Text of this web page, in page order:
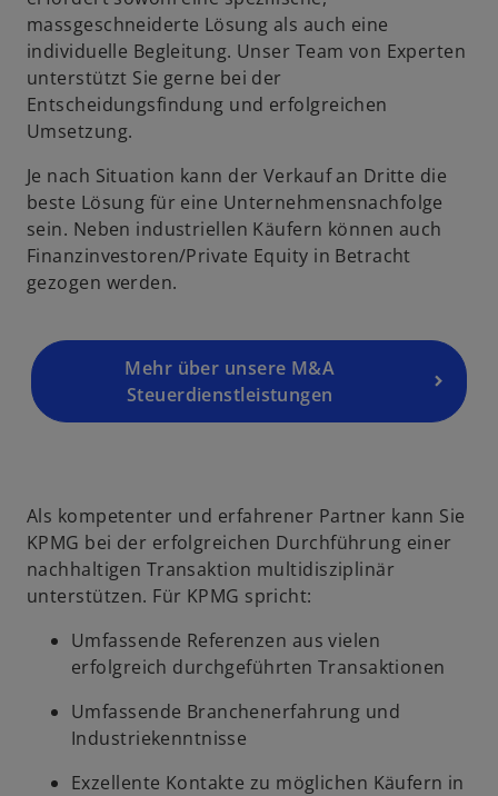
massgeschneiderte Lösung als auch eine
individuelle Begleitung. Unser Team von Experten
unterstützt Sie gerne bei der
Entscheidungsfindung und erfolgreichen
Umsetzung.
Je nach Situation kann der Verkauf an Dritte die
beste Lösung für eine Unternehmensnachfolge
sein. Neben industriellen Käufern können auch
Finanzinvestoren/Private Equity in Betracht
gezogen werden.
Mehr über unsere M&A
Steuerdienstleistungen
Als kompetenter und erfahrener Partner kann Sie
KPMG bei der erfolgreichen Durchführung einer
nachhaltigen Transaktion multidisziplinär
unterstützen. Für KPMG spricht:
Umfassende Referenzen aus vielen
erfolgreich durchgeführten Transaktionen
Umfassende Branchenerfahrung und
Industriekenntnisse
Exzellente Kontakte zu möglichen Käufern in